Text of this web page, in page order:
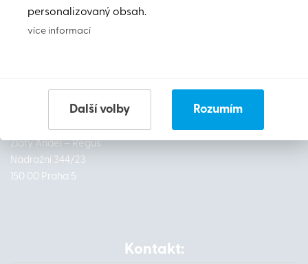
Adresa:
Zlatý Anděl – Regus
Nádražní 344/23
150 00 Praha 5
Kontakt:
personalizovaný obsah.
více informací
Další volby Rozumím